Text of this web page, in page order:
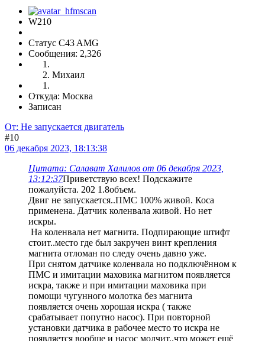
W210
Статус C43 AMG
Сообщения: 2,326
Михаил
Откуда: Москва
Записан
От: Не запускается двигатель
#10
06 декабря 2023, 18:13:38
Цитата: Салават Халилов от 06 декабря 2023,
13:12:37Приветствую всех! Подскажите
пожалуйста. 202 1.8объем.
Двиг не запускается..ПМС 100% живой. Коса
применена. Датчик коленвала живой. Но нет
искры.
На коленвала нет магнита. Подпирающие штифт
стоит..место где был закручен винт крепления
магнита отломан по следу очень давно уже.
При снятом датчике коленвала но подключённом к
ПМС и имитации маховика магнитом появляется
искра, также и при имитации маховика при
помощи чугунного молотка без магнита
появляется очень хорошая искра ( также
срабатывает попутно насос). При повторной
установки датчика в рабочее место то искра не
появляется вообще и насос молчит..что может ещё